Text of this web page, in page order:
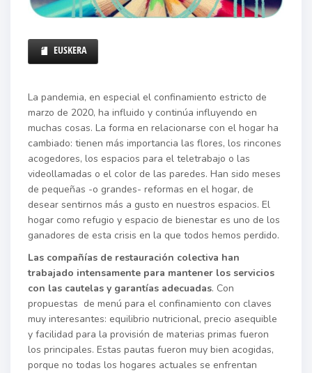
EUSKERA
La pandemia, en especial el confinamiento estricto de
marzo de 2020, ha influido y continúa influyendo en
muchas cosas. La forma en relacionarse con el hogar ha
cambiado: tienen más importancia las flores, los rincones
acogedores, los espacios para el teletrabajo o las
videollamadas o el color de las paredes. Han sido meses
de pequeñas -o grandes- reformas en el hogar, de
desear sentirnos más a gusto en nuestros espacios. El
hogar como refugio y espacio de bienestar es uno de los
ganadores de esta crisis en la que todos hemos perdido.
Las compañías de restauración colectiva han
trabajado intensamente para mantener los servicios
con las cautelas y garantías adecuadas. Con
propuestas de menú para el confinamiento con claves
muy interesantes: equilibrio nutricional, precio asequible
y facilidad para la provisión de materias primas fueron
los principales. Estas pautas fueron muy bien acogidas,
porque no todas los hogares actuales se enfrentan